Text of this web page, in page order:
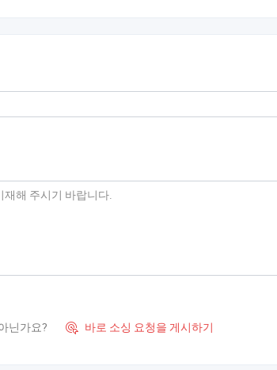
닌가요?  바로 소싱 요청을 게시하기